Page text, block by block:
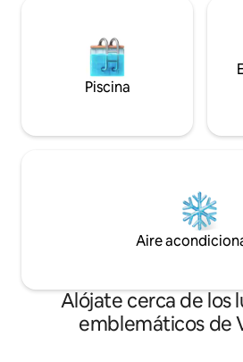
Piscina
Aire
Alójate cerca de los
emblemáticos de